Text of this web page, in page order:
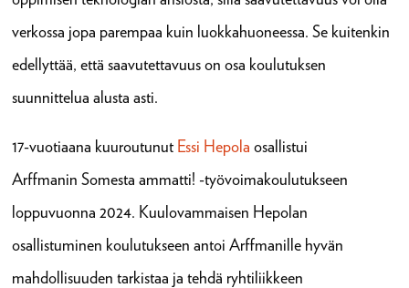
verkossa jopa parempaa kuin luokkahuoneessa. Se kuitenkin
edellyttää, että saavutettavuus on osa koulutuksen
suunnittelua alusta asti.
17-vuotiaana kuuroutunut Essi Hepola osallistui
Arffmanin Somesta ammatti! -työvoimakoulutukseen
loppuvuonna 2024. Kuulovammaisen Hepolan
osallistuminen koulutukseen antoi Arffmanille hyvän
mahdollisuuden tarkistaa ja tehdä ryhtiliikkeen